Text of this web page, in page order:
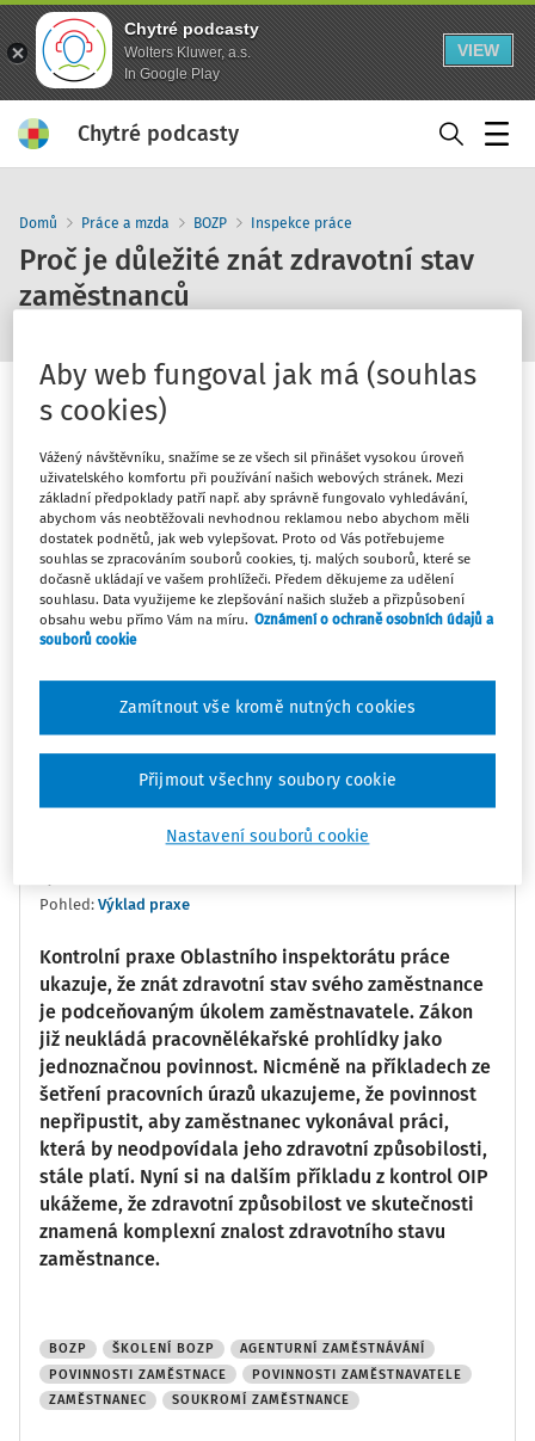
Chytré podcasty
Wolters Kluwer, a.s.
In Google Play
VIEW
Chytré podcasty
Domů Práce a mzda BOZP Inspekce práce
Proč je důležité znát zdravotní stav
zaměstnanců
0:00
10 30 1x
Oblíbené
Sledovat
Přepis Související
Ing. Petr Kurtin
Pohled: Výklad praxe
Kontrolní praxe Oblastního inspektorátu práce
ukazuje, že znát zdravotní stav svého zaměstnance
je podceňovaným úkolem zaměstnavatele. Zákon
již neukládá pracovnělékařské prohlídky jako
jednoznačnou povinnost. Nicméně na příkladech ze
šetření pracovních úrazů ukazujeme, že povinnost
nepřipustit, aby zaměstnanec vykonával práci,
která by neodpovídala jeho zdravotní způsobilosti,
stále platí. Nyní si na dalším příkladu z kontrol OIP
ukážeme, že zdravotní způsobilost ve skutečnosti
znamená komplexní znalost zdravotního stavu
zaměstnance.
BOZP ŠKOLENÍ BOZP
AGENTURNÍ ZAMĚSTNÁVÁNÍ
POVINNOSTI ZAMĚSTNACE
POVINNOSTI ZAMĚSTNAVATELE
ZAMĚSTNANEC
SOUKROMÍ ZAMĚSTNANCE
Aby web fungoval jak má (souhlas
s cookies)
Vážený návštěvníku, snažíme se ze všech sil přinášet vysokou úroveň
uživatelského komfortu při používání našich webových stránek. Mezi
základní předpoklady patří např. aby správně fungovalo vyhledávání,
abychom vás neobtěžovali nevhodnou reklamou nebo abychom měli
dostatek podnětů, jak web vylepšovat. Proto od Vás potřebujeme
souhlas se zpracováním souborů cookies, tj. malých souborů, které se
dočasně ukládají ve vašem prohlížeči. Předem děkujeme za udělení
souhlasu. Data využijeme ke zlepšování našich služeb a přizpůsobení
obsahu webu přímo Vám na míru. Oznámení o ochraně osobních údajů a
souborů cookie
Nastavení souborů cookie
Zamítnout vše kromě nutných cookies
Přijmout všechny soubory cookie